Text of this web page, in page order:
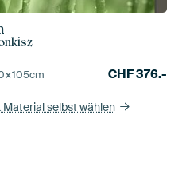
cm CHF376.-
Material selbst wählen